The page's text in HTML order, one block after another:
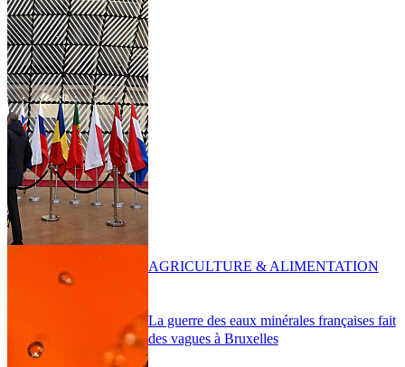
La guerre des eaux minérales françaises fait
des vagues à Bruxelles
AGRICULTURE & ALIMENTATION